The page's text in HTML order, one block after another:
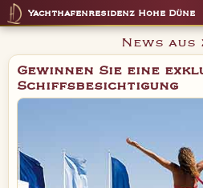
Yachthafenresidenz Hohe Düne
News aus
Gewinnen Sie eine
Schiffsbesichtigung